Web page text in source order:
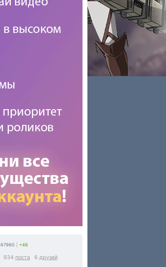
67960 +46
934 поста 6 друзей